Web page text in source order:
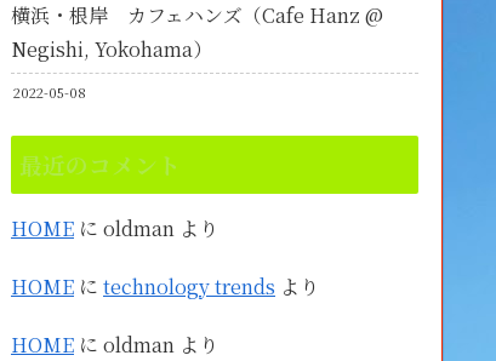
横浜・根岸 カフェハンズ（Cafe Hanz @
Negishi, Yokohama）
2022-05-08
最近のコメント
HOME に oldman より
HOME に technology trends より
HOME に oldman より